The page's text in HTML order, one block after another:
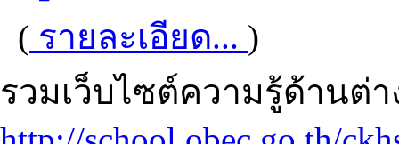
( รายละเอียด... )
รวมเว็บไซต์ความรู้ด้านต่